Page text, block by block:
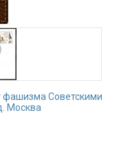
Советскими
Москва